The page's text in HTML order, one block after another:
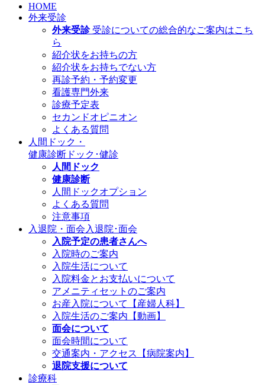
HOME
外来受診
外来受診 受診についての総合的なご案内はこち
ら
紹介状をお持ちの方
紹介状をお持ちでない方
再診予約・予約変更
看護専門外来
診療予定表
セカンドオピニオン
よくある質問
人間ドック・
健康診断 ドック･健診
人間ドック
健康診断
人間ドックオプション
よくある質問
注意事項
入退院・面会 入退院･面会
入院予定の患者さんへ
入院時のご案内
入院生活について
入院料金とお支払いについて
アメニティセットのご案内
お産入院について【産婦人科】
入院生活のご案内【動画】
面会について
面会時間について
交通案内・アクセス【病院案内】
退院支援について
診療科